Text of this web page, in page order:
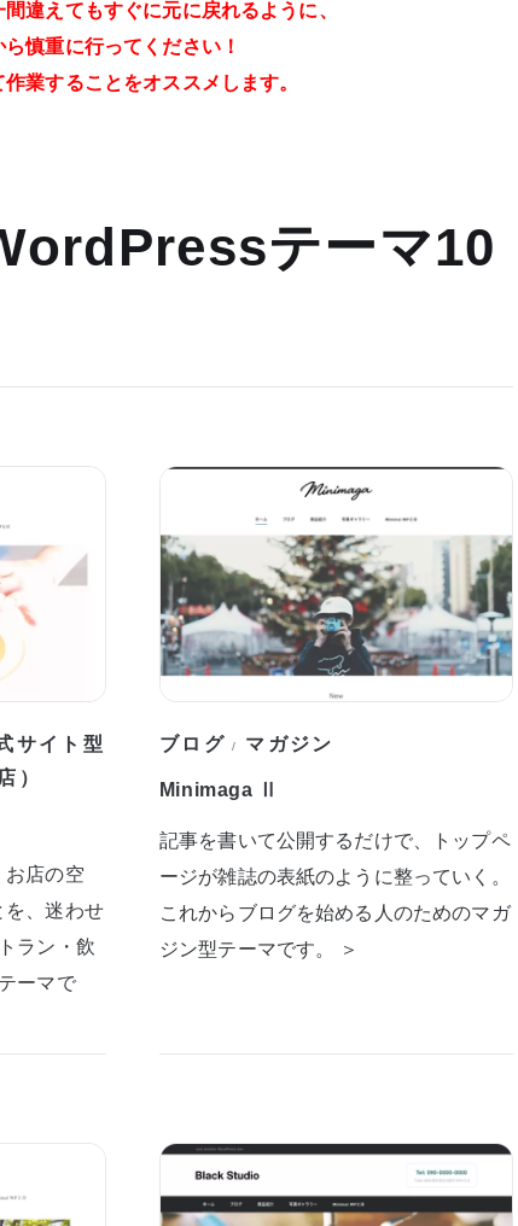
違えてもすぐに元に戻れるように、
慎重に行ってください！
業することをオススメします。
テーマ10
サイト型
）
店の空
、迷わせ
ラン・飲
ーマで
ブログ / マガジン
Minimaga Ⅱ
記事を書いて公開するだけで、トップペ
ージが雑誌の表紙のように整っていく。
これからブログを始める人のためのマガ
ジン型テーマです。 ＞